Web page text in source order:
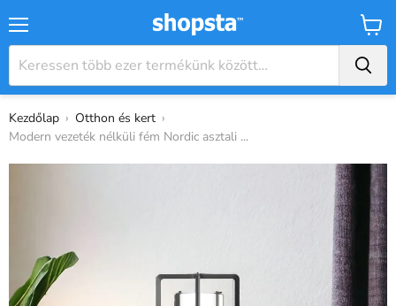
Kosár
Kezdőlap › Otthon és kert ›
Modern vezeték nélküli fém Nordic asztali ...